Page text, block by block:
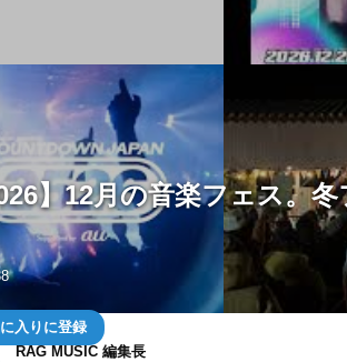
】12月の音楽フェス。
入りに登録
RAG MUSIC 編集長